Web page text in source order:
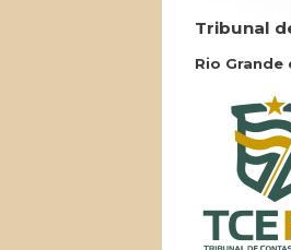
Tribunal
Rio Grande